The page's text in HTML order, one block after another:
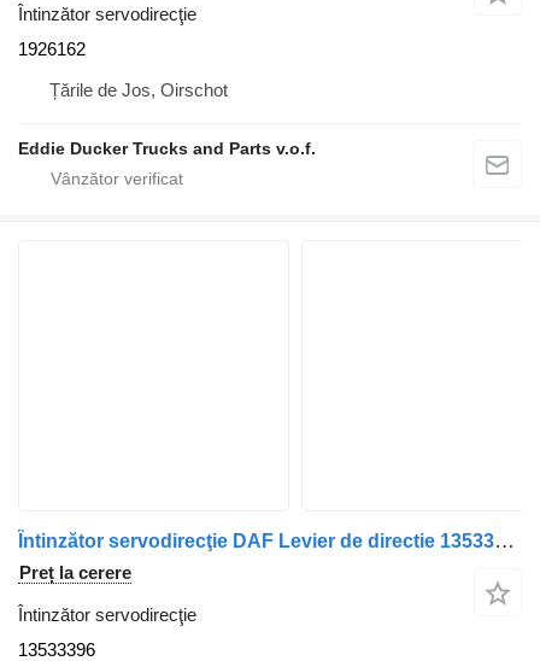
Întinzător servodirecţie
1926162
Țările de Jos, Oirschot
Eddie Ducker Trucks and Parts v.o.f.
Întinzător servodirecţie DAF Levier de directie 1353396 Daf Ginaf 13533396 pentru camion DAF GINAF
Preț la cerere
Întinzător servodirecţie
13533396